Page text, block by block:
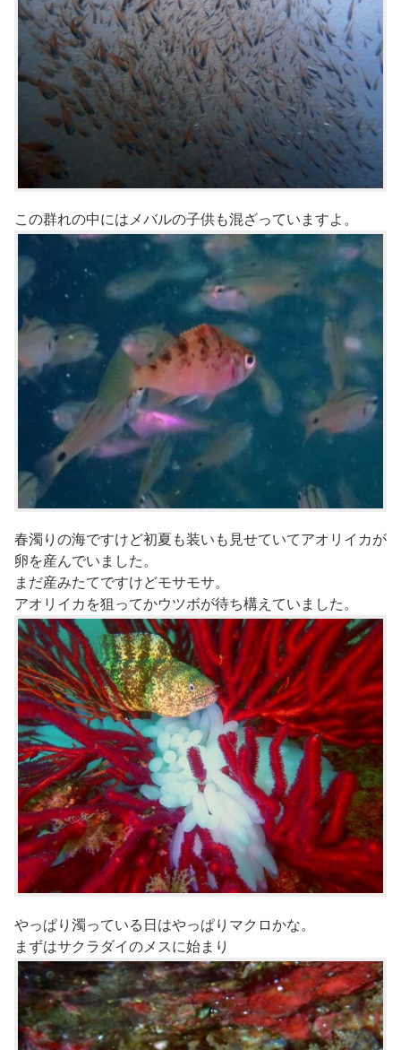
この群れの中にはメバルの子供も混ざっていますよ。
春濁りの海ですけど初夏も装いも見せていてアオリイカが
卵を産んでいました。
まだ産みたてですけどモサモサ。
アオリイカを狙ってかウツボが待ち構えていました。
やっぱり濁っている日はやっぱりマクロかな。
まずはサクラダイのメスに始まり